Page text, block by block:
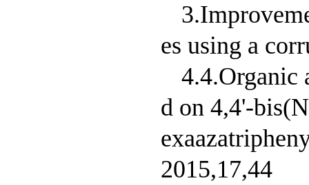
es using a
4.4.Organic
d on 4,4'-
2015,17,44